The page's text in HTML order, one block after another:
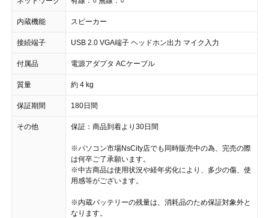
内蔵機能 スピーカー
接続端子 USB 2.0 VGA端子 ヘッドホン出力 マイク入力
付属品 電源アダプタ ACケーブル
質量 約 4 kg
保証期間 180日間
その他 保証：商品到着より30日間
※パソコン市場NsCity店でも同時販売中の為、完売の際
は何卒ご了承願います。
※中古商品は使用状況や経年劣化により、多少の傷、使
用感等がございます。
※内蔵バッテリーの残量は、消耗品のため保証対象外と
なります。